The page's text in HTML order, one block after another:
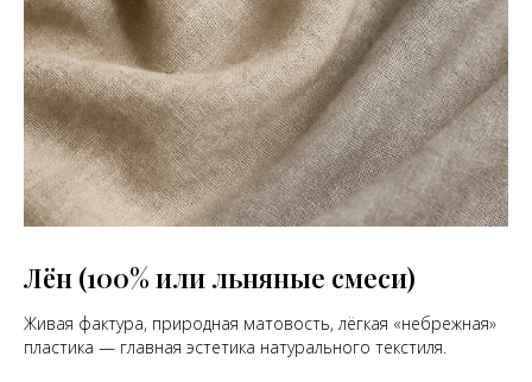
Лён (100% или льняные смеси)
Живая фактура, природная матовость, лёгкая «небрежная»
пластика — главная эстетика натурального текстиля.